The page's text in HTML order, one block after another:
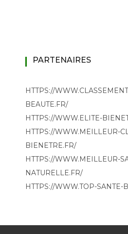
PARTENAIRES
HTTPS://
BEAUTE.FR/
HTTPS://WWW.ELITE-
HTTPS://WWW.MEILLEUR-
BIENETRE.FR/
HTTPS://WWW.MEILLEUR-
NATURELLE.FR/
HTTPS://WWW.TOP-SANTE-